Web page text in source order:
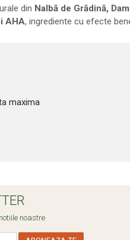
din Nalbă de Grădină,
AHA, ingrediente cu efecte
maxima
noastre